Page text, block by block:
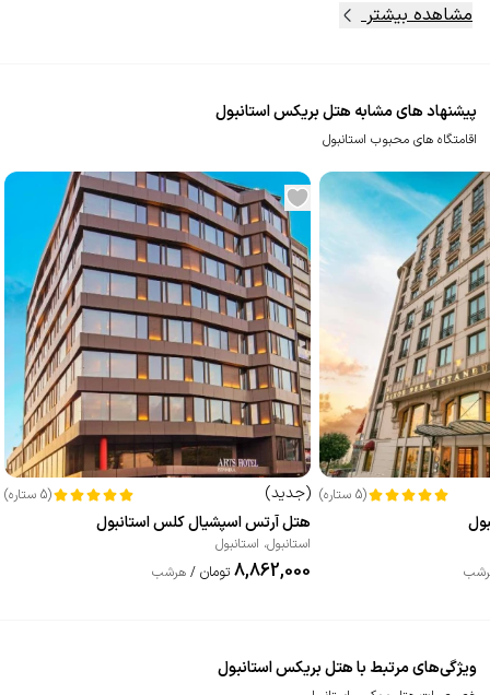
مشاهده بیشتر
پیشنهاد های مشابه هتل بریکس استانبول
اقامتگاه های محبوب استانبول
(
5 ستاره)
(جدید)
(
5 ستاره)
هتل آرتس اسپشیال کلس استانبول
استانبول، استانبول
8,862,000 تومان / هرشب
ویژگی‌های مرتبط با هتل بریکس استانبول